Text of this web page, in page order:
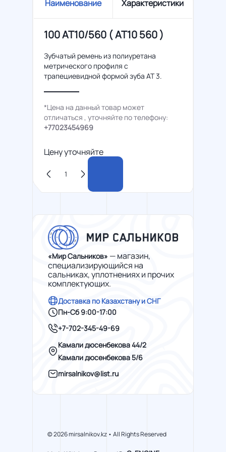
Наименование Характеристики
100 AT10/560 ( АТ10 560 )
Зубчатый ремень из полиуретана
метрического профиля с
трапециевидной формой зуба AT 3.
*Цена на данный товар может
отличаться , уточняйте по телефону:
+77023454969
Цену уточняйте
«Мир Сальников» — магазин,
специализирующийся на
сальниках, уплотнениях и прочих
комплектующих.
Доставка по Казахстану и СНГ
Пн-Сб 9:00-17:00
+7-702-345-49-69
Камали дюсенбекова 44/2
Камали дюсенбекова 5/6
mirsalnikov@list.ru
© 2026 mirsalnikov.kz • All Rights Reserved